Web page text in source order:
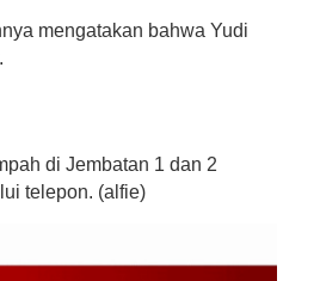
mengatakan bahwa Yudi
di Jembatan 1 dan 2
telepon. (alfie)